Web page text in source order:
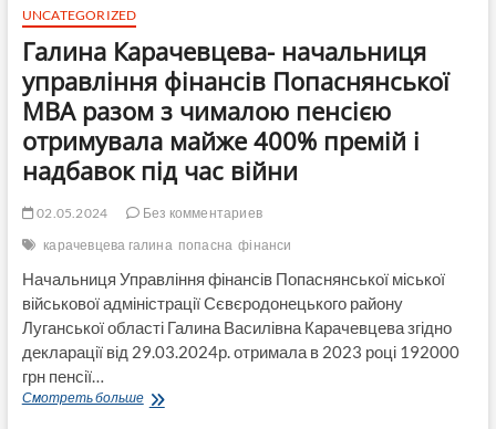
харчування
дітей
UNCATEGORIZED
Галина Карачевцева- начальниця
управління фінансів Попаснянської
МВА разом з чималою пенсією
отримувала майже 400% премій і
надбавок під час війни
02.05.2024
Без комментариев
карачевцева галина попасна фінанси
Начальниця Управління фінансів Попаснянської міської
військової адміністрації Сєвєродонецького району
Луганської області Галина Василівна Карачевцева згідно
декларації від 29.03.2024р. отримала в 2023 році 192000
грн пенсії…
Смотреть большеГалина